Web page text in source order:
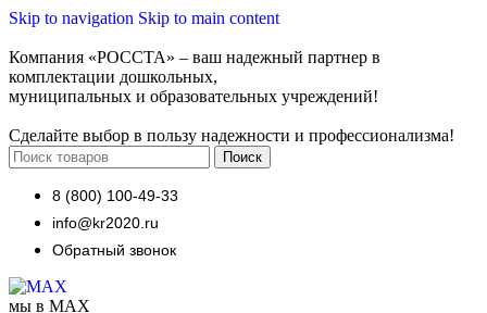
Skip to navigation Skip to main content
Компания «РОССТА» – ваш надежный партнер в
комплектации дошкольных,
муниципальных и образовательных учреждений!
Сделайте выбор в пользу надежности и профессионализма!
Поиск
8 (800) 100-49-33
info@kr2020.ru
Обратный звонок
мы в MAX